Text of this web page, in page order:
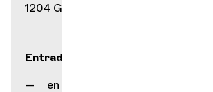
1204 Ginebra
Entradas
en nuestro sitio web